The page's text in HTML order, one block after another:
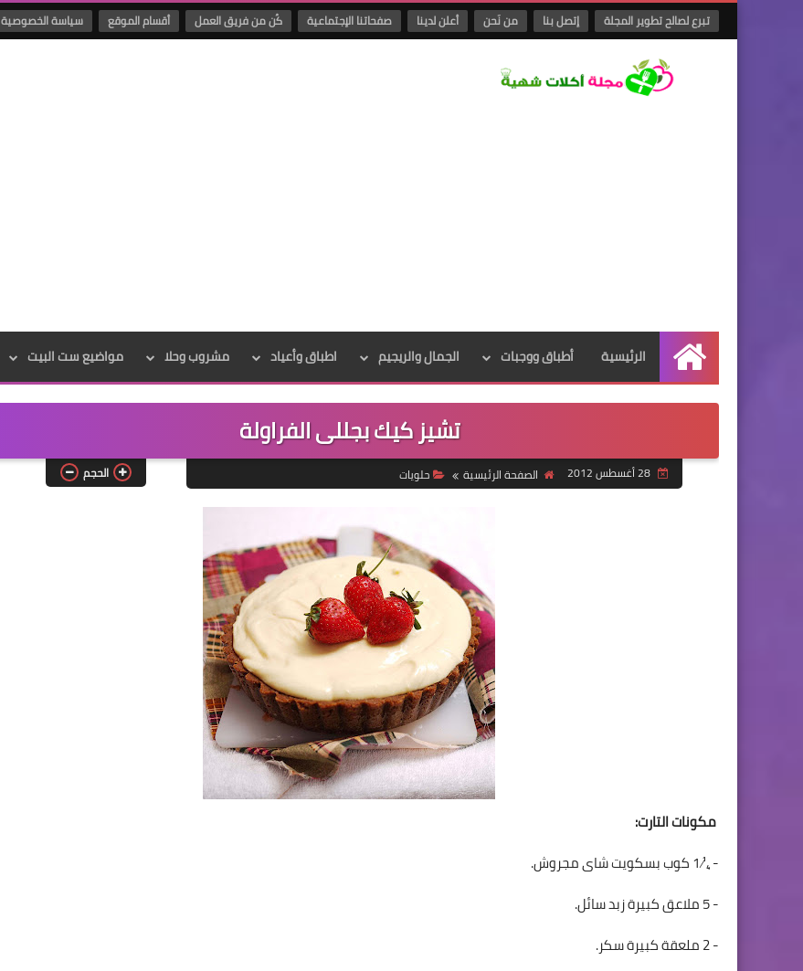
تبرع لصالح تطوير المجلة إتصل بنا من نَحن أعلن لدينا صفحاتنا الإجتماعية كُن من فريق العمل أقسام الموقع سياسة الخصوصية
الرئيسية
الرئيسية أطباق ووجبات الجمال والريجيم اطباق وأعياد مشروب وحلا مواضيع ست البيت
تشيز كيك بجللى الفراولة
28 أغسطس 2012 الصفحة الرئيسية حلويات الحجم
مكونات التارت:
- ¼ 1 كوب بسكويت شاى مجروش.
- 5 ملاعق كبيرة زبد سائل.
- 2 ملعقة كبيرة سكر.